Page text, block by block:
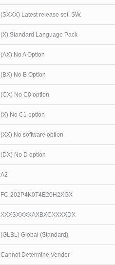
(SXXX) Latest release set. SW.
(X) Standard Language Pack
(AX) No A Option
(BX) No B Option
(CX) No C0 option
(X) No C1 option
(XX) No software option
(DX) No D option
A2
FC-202P4K0T4E20H2XGX
XXXSXXXXAXBXCXXXXDX
(GLBL) Global (Standard)
Cannot Determine Vendor